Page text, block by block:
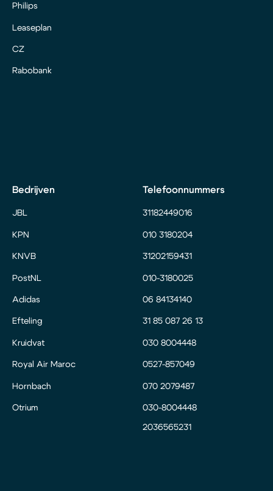
Philips
Leaseplan
CZ
Rabobank
Bedrijven
JBL
KPN
KNVB
PostNL
Adidas
Efteling
Kruidvat
Royal Air Maroc
Hornbach
Otrium
Telefoonnummers
31182449016
010 3180204
31202159431
010-3180025
06 84134140
31 85 087 26 13
030 8004448
0527-857049
070 2079487
030-8004448
2036565231